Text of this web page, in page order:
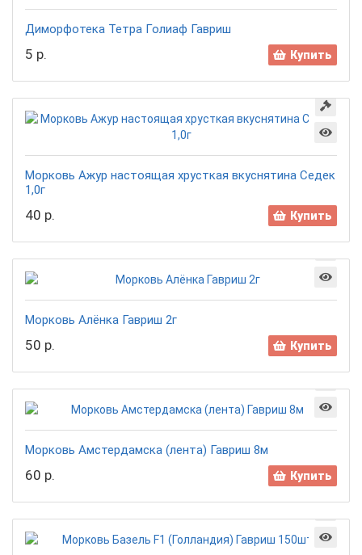
Диморфотека Тетра Голиаф Гавриш
5 р. Купить
Морковь Ажур настоящая хрусткая вкуснятина Седек
1,0г
40 р. Купить
Морковь Алёнка Гавриш 2г
50 р. Купить
Морковь Амстердамска (лента) Гавриш 8м
60 р. Купить